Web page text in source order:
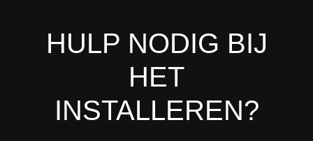
HULP NODIG BIJ
HET
INSTALLEREN?